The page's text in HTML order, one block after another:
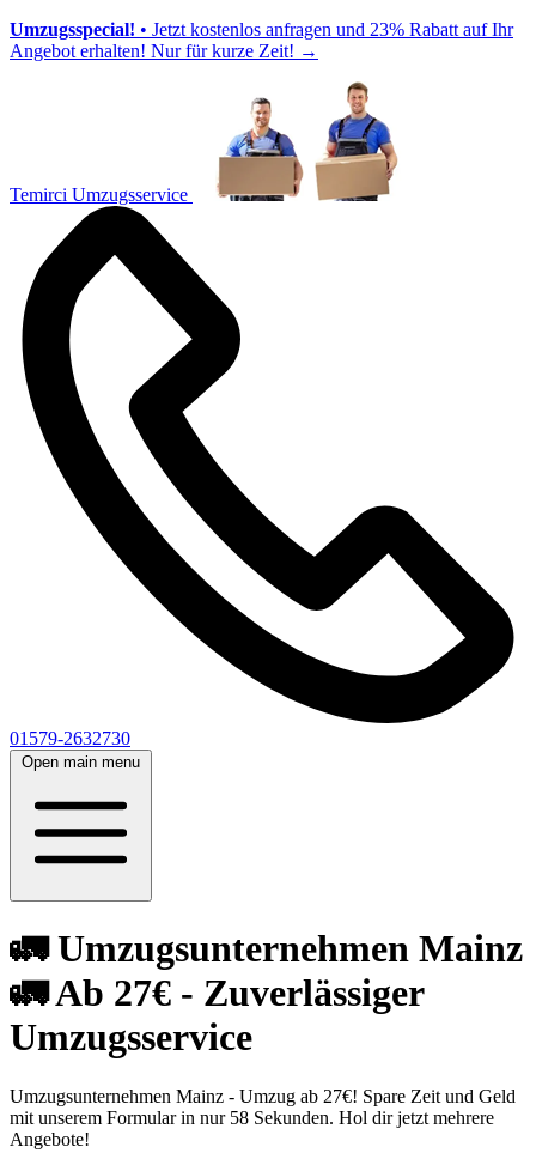
Umzugsspecial! • Jetzt kostenlos anfragen und 23% Rabatt auf Ihr
Angebot erhalten! Nur für kurze Zeit! →
Temirci Umzugsservice
01579-2632730
Open main menu
🚛 Umzugsunternehmen Mainz
🚛 Ab 27€ - Zuverlässiger
Umzugsservice
Umzugsunternehmen Mainz - Umzug ab 27€! Spare Zeit und Geld
mit unserem Formular in nur 58 Sekunden. Hol dir jetzt mehrere
Angebote!